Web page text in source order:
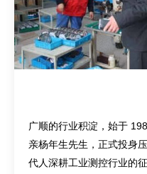
广顺的行业积淀，始于
亲杨年生先生，正式投身
代人深耕工业测控行业的